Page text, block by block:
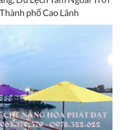
phố Cao Lãnh